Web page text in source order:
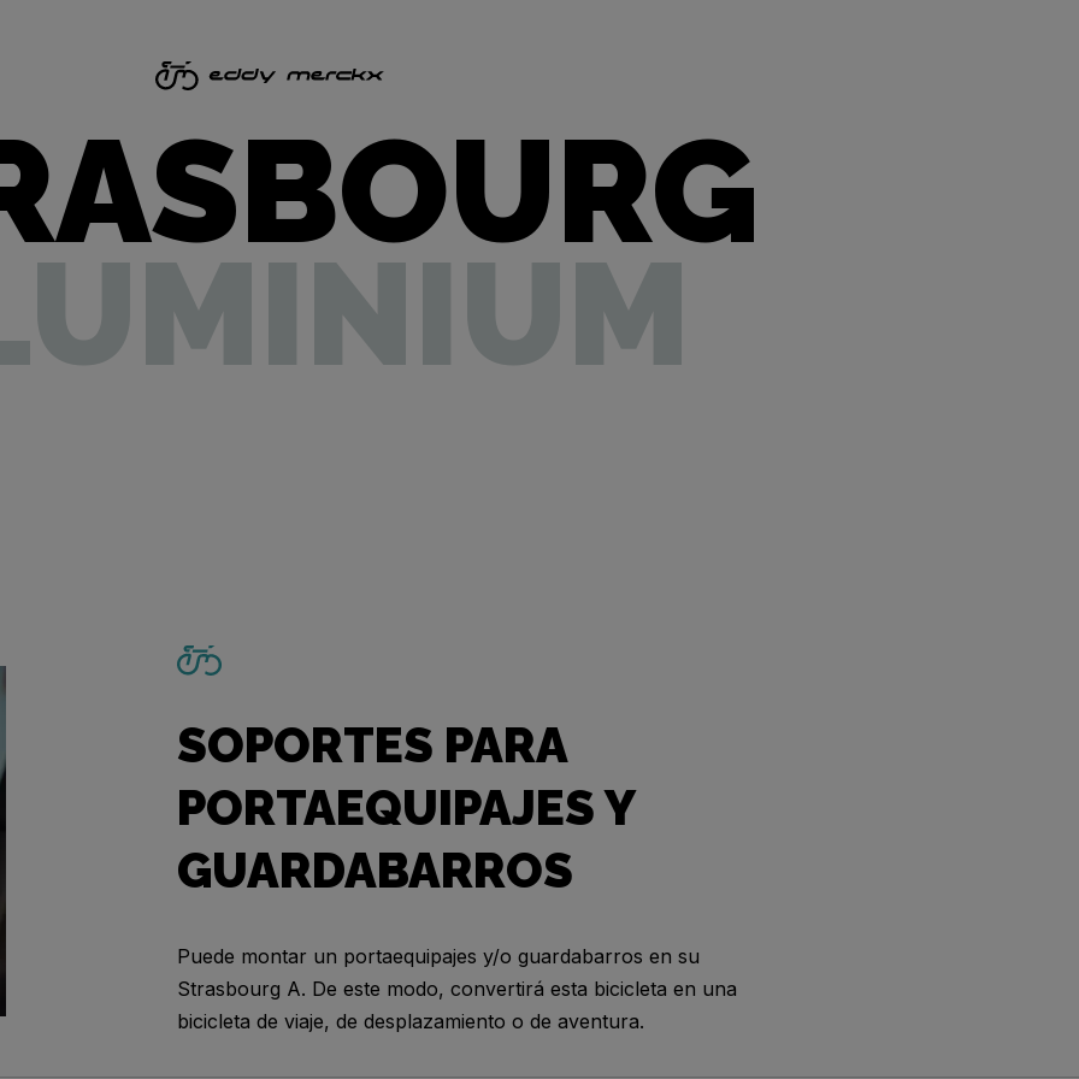
SOPORTES PARA
PORTAEQUIPAJES Y
GUARDABARROS
Puede montar un portaequipajes y/o guardabarros en su
Strasbourg A. De este modo, convertirá esta bicicleta en una
bicicleta de viaje, de desplazamiento o de aventura.